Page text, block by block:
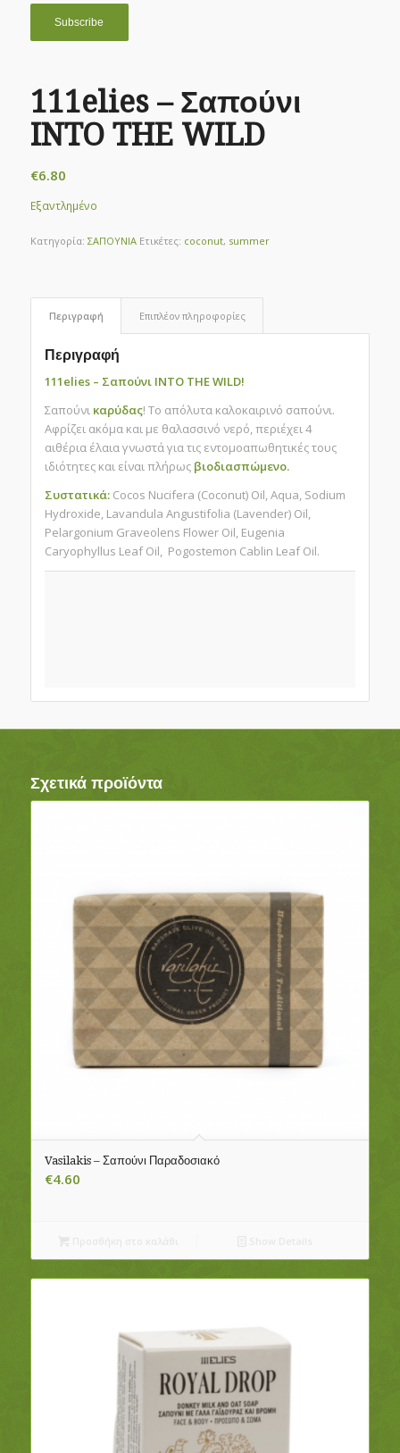
111elies – Σαπούνι
INTO THE WILD
€6.80
Εξαντλημένο
Κατηγορία: ΣΑΠΟΥΝΙΑ Ετικέτες: coconut, summer
Περιγραφή Επιπλέον πληροφορίες
Περιγραφή
111elies – Σαπούνι INTO THE WILD!
Σαπούνι καρύδας! Το απόλυτα καλοκαιρινό σαπούνι.
Αφρίζει ακόμα και με θαλασσινό νερό, περιέχει 4
αιθέρια έλαια γνωστά για τις εντομοαπωθητικές τους
ιδιότητες και είναι πλήρως βιοδιασπώμενο.
Συστατικά:Cocos Nucifera (Coconut) Oil, Aqua, Sodium
Hydroxide, Lavandula Angustifolia (Lavender) Oil,
Pelargonium Graveolens Flower Oil, Eugenia
Caryophyllus Leaf Oil, Pogostemon Cablin Leaf Oil.
Σχετικά προϊόντα
Vasilakis – Σαπούνι Παραδοσιακό
€4.60